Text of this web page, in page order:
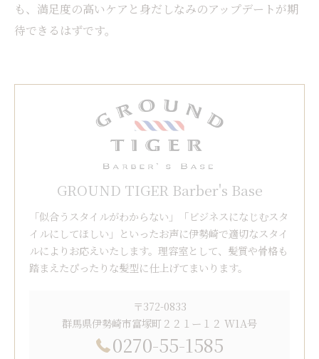
も、満足度の高いケアと身だしなみのアップデートが期
待できるはずです。
GROUND TIGER Barber's Base
「似合うスタイルがわからない」「ビジネスになじむスタ
イルにしてほしい」といったお声に伊勢崎で適切なスタイ
ルによりお応えいたします。理容室として、髪質や骨格も
踏まえたぴったりな髪型に仕上げてまいります。
〒372-0833
群馬県伊勢崎市富塚町２２１ー１２ W1A号
0270-55-1585